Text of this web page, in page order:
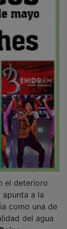
apunta a la
como una de
del agua